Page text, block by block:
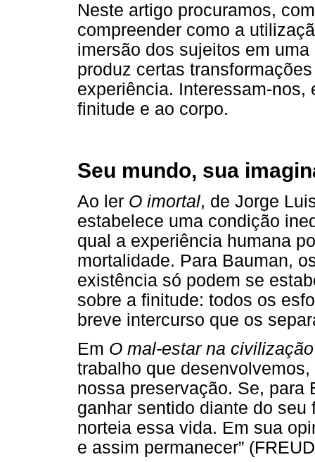
Neste artigo procuramos,
compreender como a
imersão dos sujeitos em
produz certas
experiência. Interessam-
finitude e ao corpo.
Seu mundo, sua
Ao ler O imortal, de Jorge
estabelece uma condição
qual a experiência humana
mortalidade. Para Bauman,
existência só podem se
sobre a finitude: todos os
breve intercurso que os
Em O mal-estar na civilização
trabalho que
nossa preservação. Se, para
ganhar sentido diante do
norteia essa vida. Em sua
e assim permanecer”